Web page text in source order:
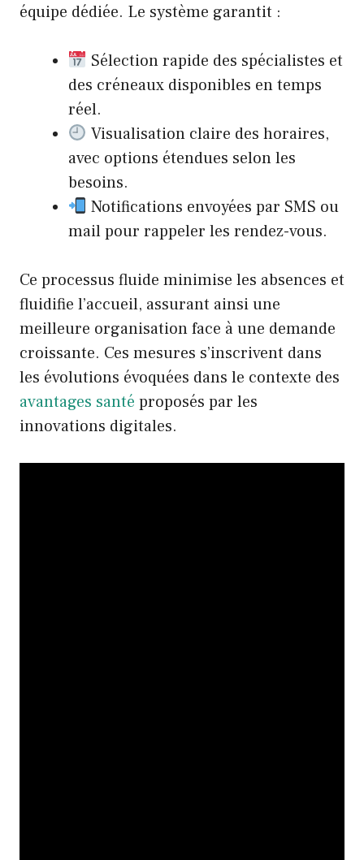
équipe dédiée. Le système garantit :
Sélection rapide des spécialistes et
des créneaux disponibles en temps
réel.
Visualisation claire des horaires,
avec options étendues selon les
besoins.
Notifications envoyées par SMS ou
mail pour rappeler les rendez-vous.
Ce processus fluide minimise les absences et
fluidifie l’accueil, assurant ainsi une
meilleure organisation face à une demande
croissante. Ces mesures s’inscrivent dans
les évolutions évoquées dans le contexte des
avantages santé proposés par les
innovations digitales.